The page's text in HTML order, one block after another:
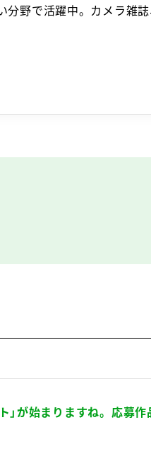
野で活躍中。カメラ雑
が始まりますね。応募